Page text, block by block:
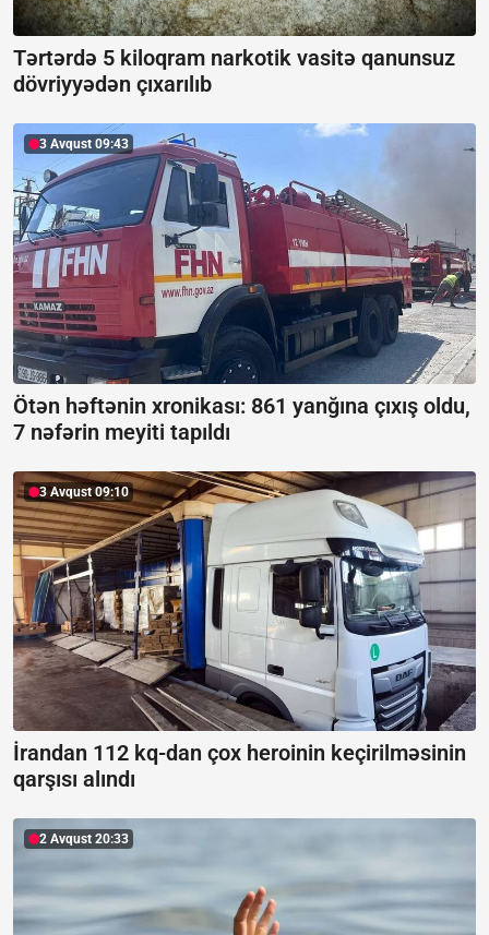
Tərtərdə 5 kiloqram narkotik vasitə qanunsuz
dövriyyədən çıxarılıb
3 Avqust 09:43
Ötən həftənin xronikası: 861 yanğına çıxış oldu,
7 nəfərin meyiti tapıldı
3 Avqust 09:10
İrandan 112 kq-dan çox heroinin keçirilməsinin
qarşısı alındı
2 Avqust 20:33